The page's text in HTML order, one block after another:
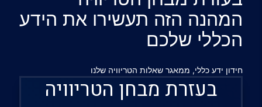
המהנה הזה תעשירו את הידע
הכללי שלכם
חידון ידע כללי, ממאגר שאלות הטריוויה שלנו